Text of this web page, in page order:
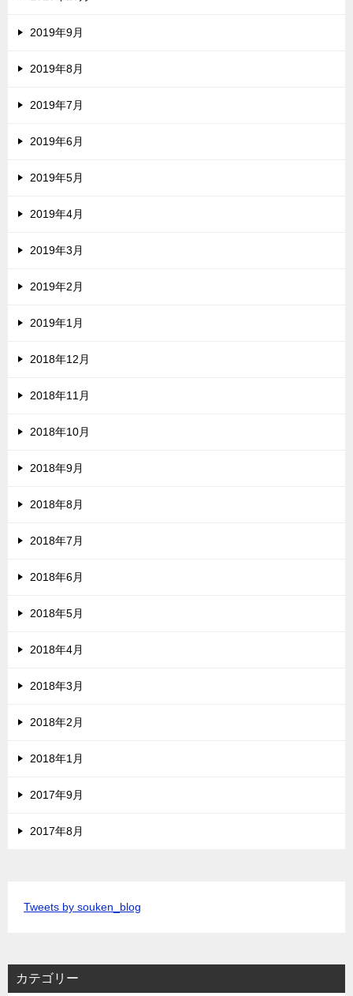
2019年9月
2019年8月
2019年7月
2019年6月
2019年5月
2019年4月
2019年3月
2019年2月
2019年1月
2018年12月
2018年11月
2018年10月
2018年9月
2018年8月
2018年7月
2018年6月
2018年5月
2018年4月
2018年3月
2018年2月
2018年1月
2017年9月
2017年8月
Tweets by souken_blog
カテゴリー